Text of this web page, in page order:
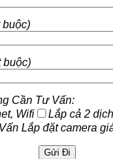
buộc)
buộc)
Cần Tư Vấn:
Wifi
Lắp cả 2
Lắp đặt camera